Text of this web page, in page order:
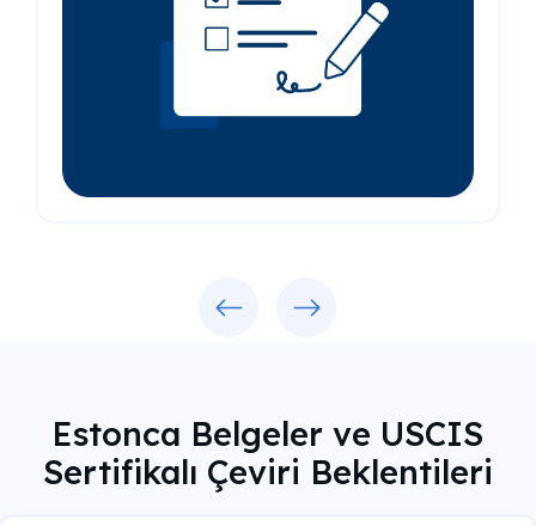
Estonca Belgeler ve USCIS
Sertifikalı Çeviri Beklentileri